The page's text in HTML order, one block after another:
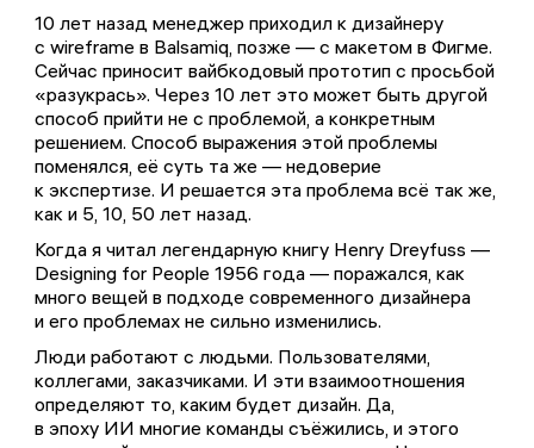
10 лет назад менеджер приходил к дизайнеру
с wireframe в Balsamiq, позже — с макетом в Фигме.
Сейчас приносит вайбкодовый прототип с просьбой
«разукрась». Через 10 лет это может быть другой
способ прийти не с проблемой, а конкретным
решением. Способ выражения этой проблемы
поменялся, её суть та же — недоверие
к экспертизе. И решается эта проблема всё так же,
как и 5, 10, 50 лет назад.
Когда я читал легендарную книгу Henry Dreyfuss —
Designing for People 1956 года — поражался, как
много вещей в подходе современного дизайнера
и его проблемах не сильно изменились.
Люди работают с людьми. Пользователями,
коллегами, заказчиками. И эти взаимоотношения
определяют то, каким будет дизайн. Да,
в эпоху ИИ многие команды съёжились, и этого